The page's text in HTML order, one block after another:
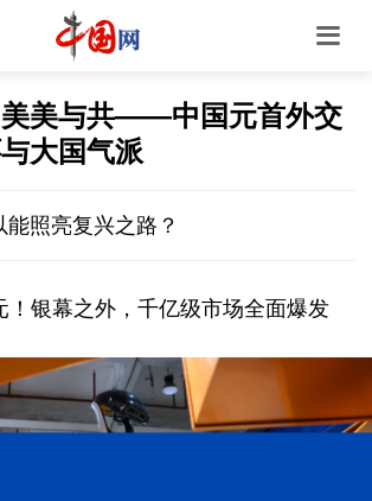
美美与共——中国元首外交
大国气派
照亮复兴之路？
！银幕之外，千亿级市场全面爆发